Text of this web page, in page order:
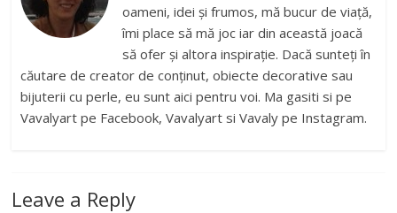
oameni, idei și frumos, mă bucur de viață,
îmi place să mă joc iar din această joacă
să ofer și altora inspirație. Dacă sunteți în
căutare de creator de conținut, obiecte decorative sau
bijuterii cu perle, eu sunt aici pentru voi. Ma gasiti si pe
Vavalyart pe Facebook, Vavalyart si Vavaly pe Instagram.
Leave a Reply